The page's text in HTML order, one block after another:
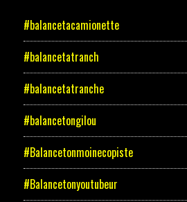
#balancetacamionette
#balancetatranch
#balancetatranche
#balancetongilou
#Balancetonmoinecopiste
#Balancetonyoutubeur